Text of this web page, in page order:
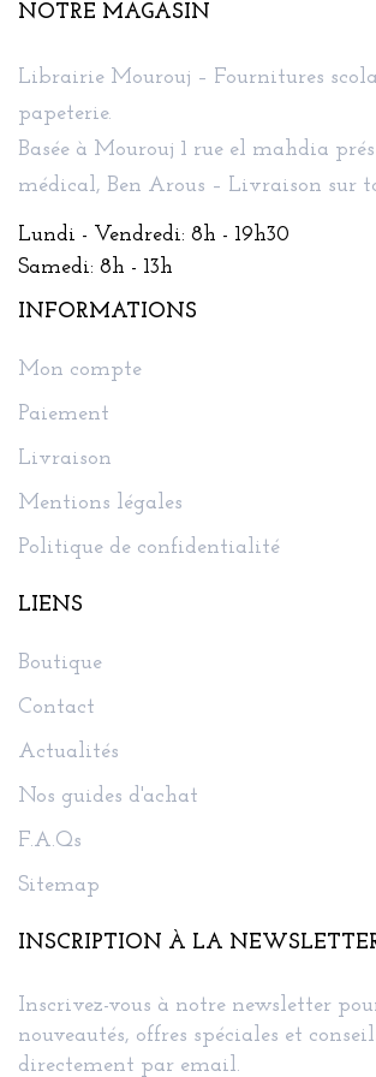
NOTRE MAGASIN
Librairie Mourouj – Fournitures
papeterie.
Basée à Mourouj 1 rue el mahdia
médical, Ben Arous – Livraison sur
Lundi - Vendredi: 8h - 19h30
Samedi: 8h - 13h
INFORMATIONS
Mon compte
Paiement
Livraison
Mentions légales
Politique de confidentialité
LIENS
Boutique
Contact
Actualités
Nos guides d'achat
F.A.Qs
Sitemap
INSCRIPTION À LA
Inscrivez-vous à notre newsletter
nouveautés, offres spéciales et
directement par email.